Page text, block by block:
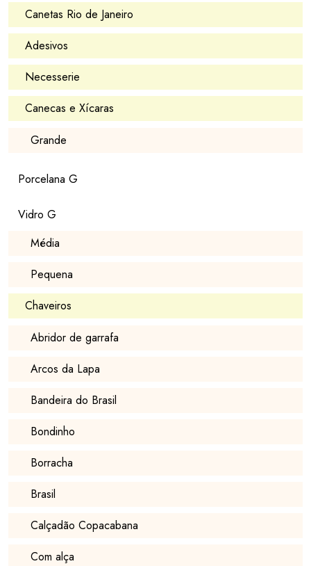
Canetas Rio de Janeiro
Adesivos
Necesserie
Canecas e Xícaras
Grande
Porcelana G
Vidro G
Média
Pequena
Chaveiros
Abridor de garrafa
Arcos da Lapa
Bandeira do Brasil
Bondinho
Borracha
Brasil
Calçadão Copacabana
Com alça